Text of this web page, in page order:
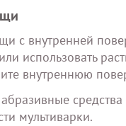
с внутренней
использовать
внутреннюю
мультиварки.